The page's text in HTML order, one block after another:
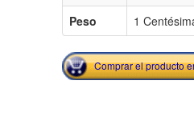
Peso
1
Comprar el producto